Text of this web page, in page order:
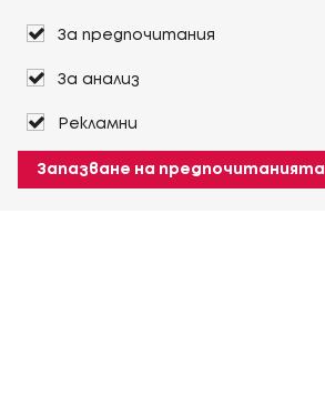
За предпочитания
За анализ
Рекламни
Запазване на предпочитанията